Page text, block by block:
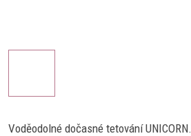
Voděodolné dočasné tetování UNICORN.